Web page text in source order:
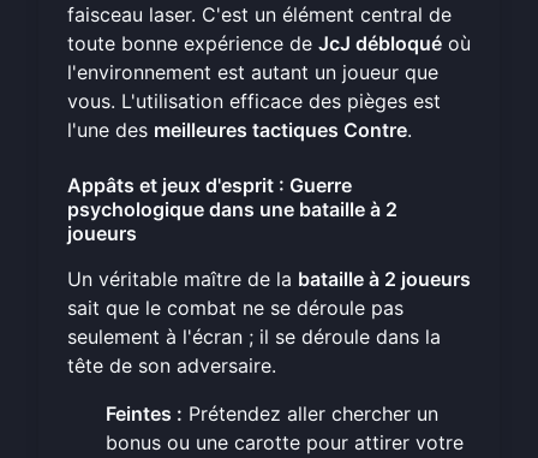
faisceau laser. C'est un élément central de
toute bonne expérience de JcJ débloqué où
l'environnement est autant un joueur que
vous. L'utilisation efficace des pièges est
l'une des meilleures tactiques Contre.
Appâts et jeux d'esprit : Guerre
psychologique dans une bataille à 2
joueurs
Un véritable maître de la bataille à 2 joueurs
sait que le combat ne se déroule pas
seulement à l'écran ; il se déroule dans la
tête de son adversaire.
Feintes : Prétendez aller chercher un
bonus ou une carotte pour attirer votre